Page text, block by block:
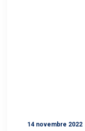
14 novembre 2022